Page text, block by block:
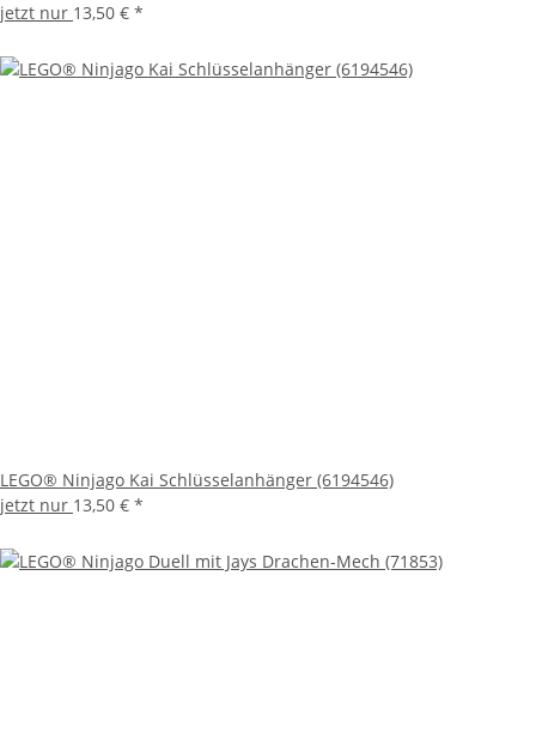
jetzt nur 13,50 € *
LEGO® Ninjago Kai Schlüsselanhänger (6194546)
jetzt nur 13,50 € *